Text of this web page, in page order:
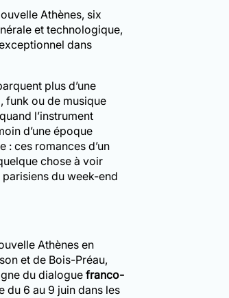
Athènes, six
et technologique,
dans
plus d’une
funk ou de musique
l’instrument
d’une époque
: ces romances d’un
chose à voir
du week-end
Athènes en
et de Bois-Préau,
du dialogue franco-
du 6 au 9 juin dans les